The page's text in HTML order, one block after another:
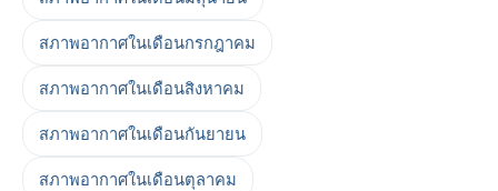
สภาพอากาศในเดือนกรกฎาคม
สภาพอากาศในเดือนสิงหาคม
สภาพอากาศในเดือนกันยายน
สภาพอากาศในเดือนตุลาคม